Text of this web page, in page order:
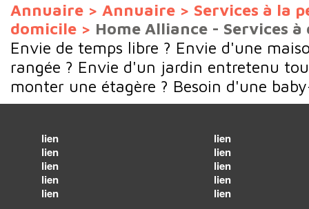
Annuaire > Annuaire > Services à la
domicile > Home Alliance - Services à
Envie de temps libre ? Envie d'une
rangée ? Envie d'un jardin entretenu
monter une étagère ? Besoin d'une
lien
lien
lien
lien
lien
lien
lien
lien
lien
lien